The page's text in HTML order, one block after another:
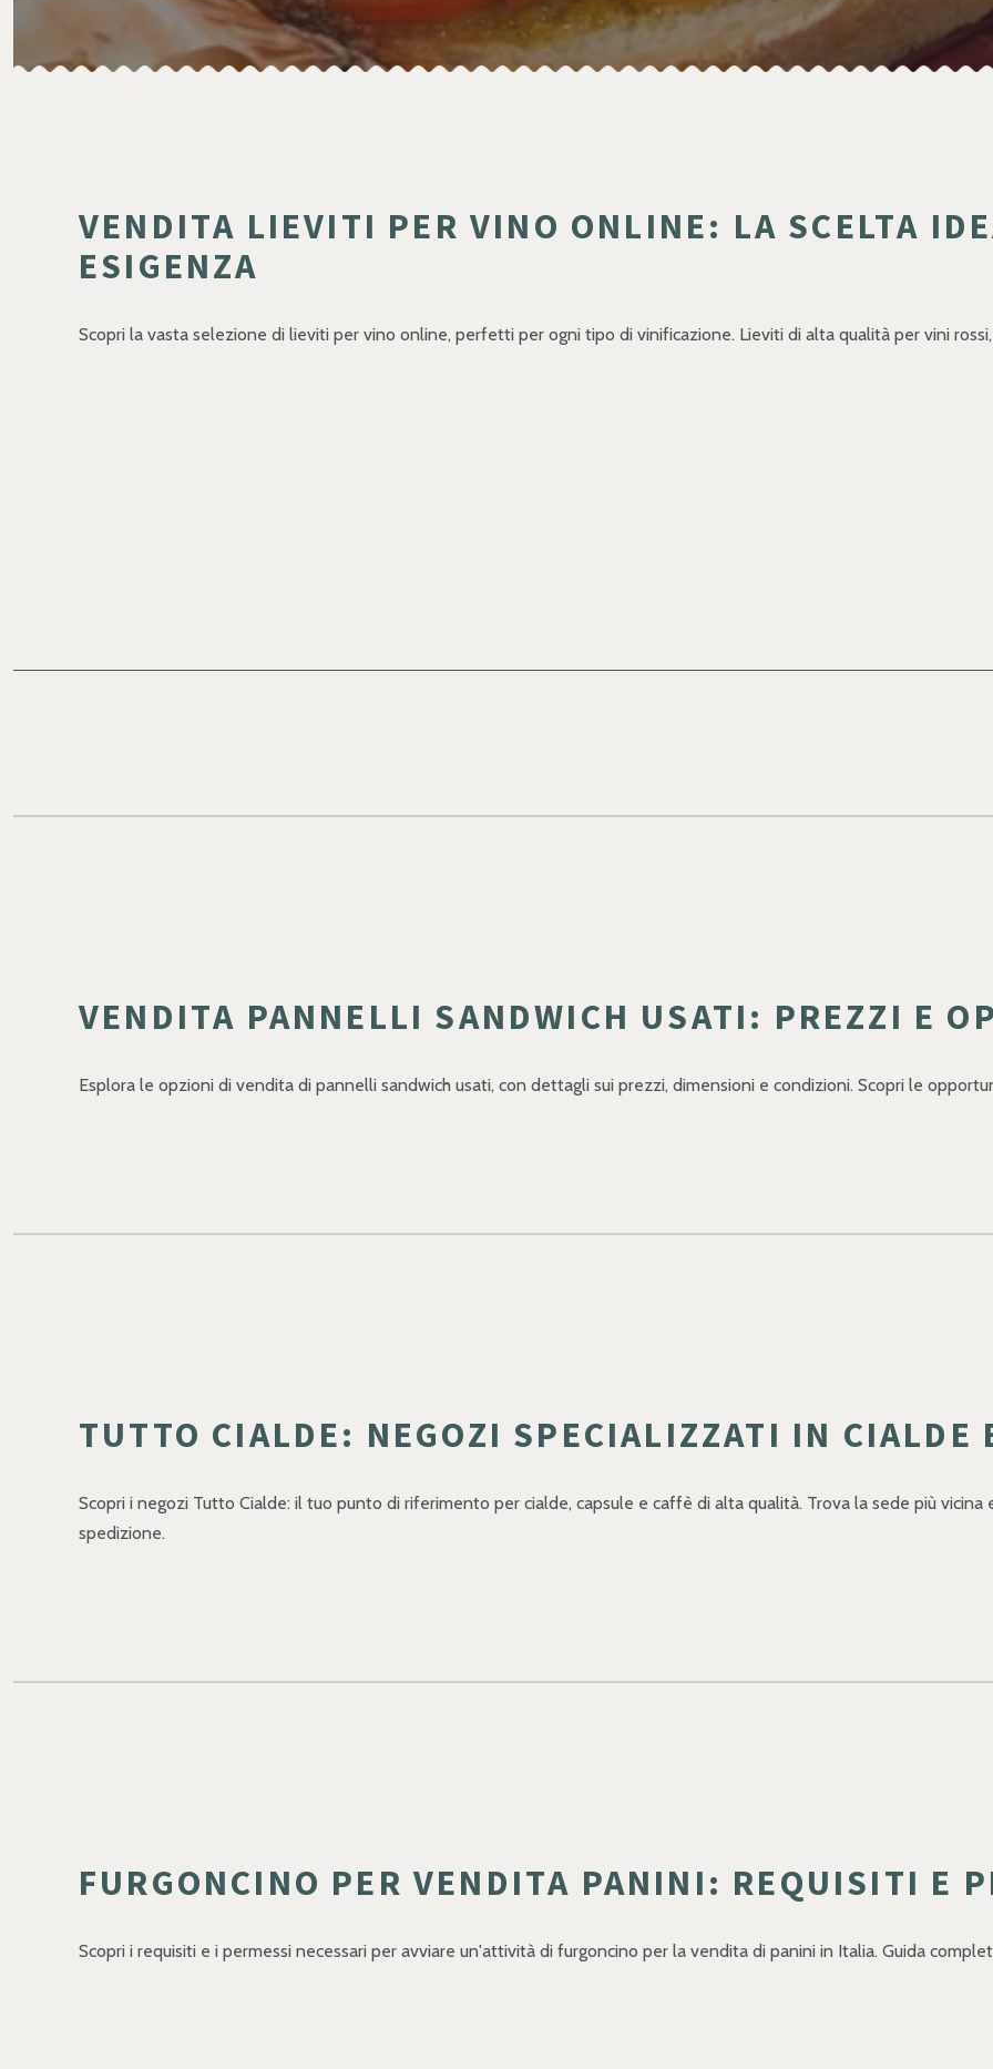
VENDITA LIEVITI PER VINO ONLINE: LA SCELTA
ESIGENZA
Scopri la vasta selezione di lieviti per vino online, perfetti per ogni tipo di vinificazione. Lieviti di alta qualità per vini
VENDITA PANNELLI SANDWICH USATI: PREZZI E
Esplora le opzioni di vendita di pannelli sandwich usati, con dettagli sui prezzi, dimensioni e condizioni. Scopri le
TUTTO CIALDE: NEGOZI SPECIALIZZATI IN CIALDE
Scopri i negozi Tutto Cialde: il tuo punto di riferimento per cialde, capsule e caffè di alta qualità. Trova la sede più
spedizione.
FURGONCINO PER VENDITA PANINI: REQUISITI E
Scopri i requisiti e i permessi necessari per avviare un'attività di furgoncino per la vendita di panini in Italia. Guida